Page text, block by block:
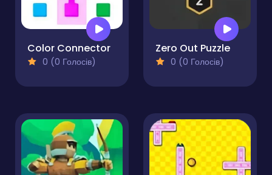
Color Connector
0 (0 Голосів)
Zero Out Puzzle
0 (0 Голосів)